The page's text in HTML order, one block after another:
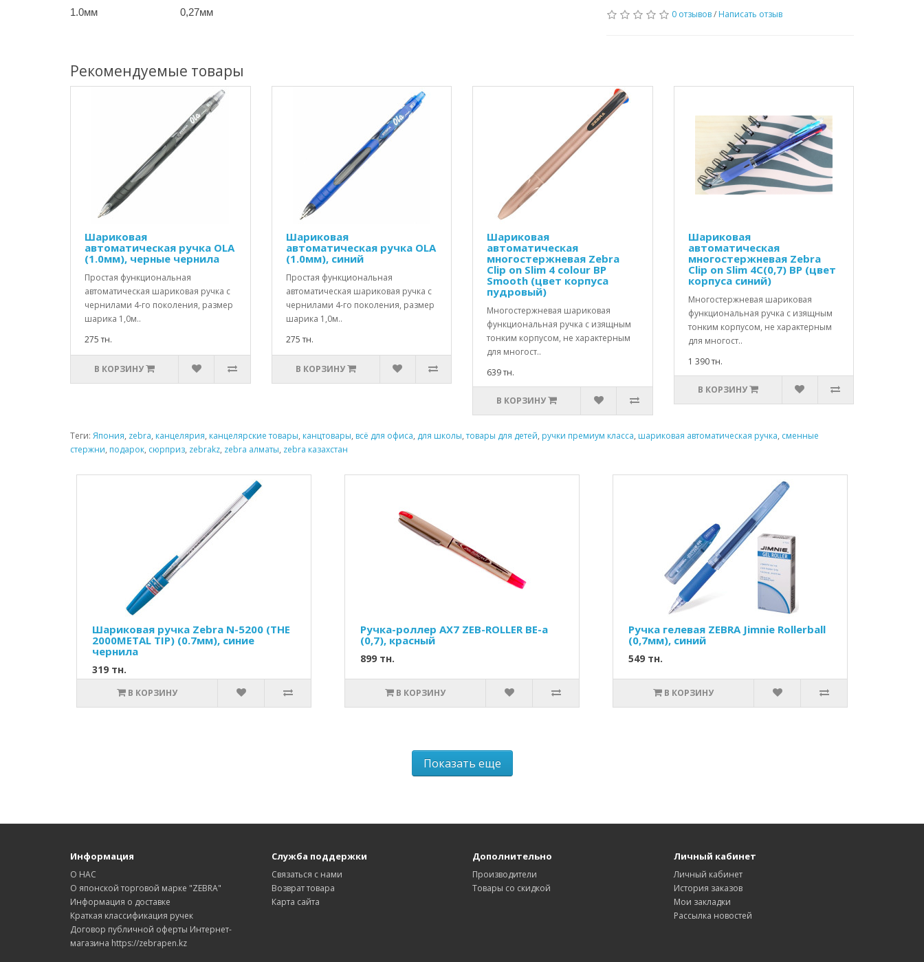
1.0мм 0,27мм
0 отзывов/ Написать отзыв
Рекомендуемые товары
Шариковая
автоматическая ручка OLA
(1.0мм), черные чернила
Простая функциональная
автоматическая шариковая ручка с
чернилами 4-го поколения, размер
шарика 1,0м..
275 тн.
В КОРЗИНУ
Шариковая
автоматическая ручка OLA
(1.0мм), синий
Простая функциональная
автоматическая шариковая ручка с
чернилами 4-го поколения, размер
шарика 1,0м..
275 тн.
В КОРЗИНУ
Шариковая
автоматическая
многостержневая Zebra
Clip on Slim 4 colour BP
Smooth (цвет корпуса
пудровый)
Многостержневая шариковая
функциональная ручка с изящным
тонким корпусом, не характерным
для многост..
639 тн.
В КОРЗИНУ
Шариковая
автоматическая
многостержневая Zebra
Clip on Slim 4С(0,7) BP (цвет
корпуса синий)
Многостержневая шариковая
функциональная ручка с изящным
тонким корпусом, не характерным
для многост..
1 390 тн.
В КОРЗИНУ
Теги: Япония, zebra, канцелярия, канцелярские товары, канцтовары, всё для офиса, для школы,товары для детей, ручки премиум класса, шариковая автоматическая ручка, сменные
стержни, подарок, сюрприз, zebrakz, zebra алматы, zebra казахстан
Шариковая ручка Zebra N-5200 (THE
2000METAL TIP) (0.7мм), синие
чернила
319 тн.
В КОРЗИНУ
Ручка-роллер AX7 ZEB-ROLLER BE-a
(0,7), красный
899 тн.
В КОРЗИНУ
Ручка гелевая ZEBRA Jimnie Rollerball
(0,7мм), синий
549 тн.
В КОРЗИНУ
Показать еще
Информация
О НАС
О японской торговой марке "ZEBRA"
Информация о доставке
Краткая классификация ручек
Договор публичной оферты Интернет-
магазина https://zebrapen.kz
Служба поддержки
Связаться с нами
Возврат товара
Карта сайта
Дополнительно
Производители
Товары со скидкой
Личный кабинет
Личный кабинет
История заказов
Мои закладки
Рассылка новостей